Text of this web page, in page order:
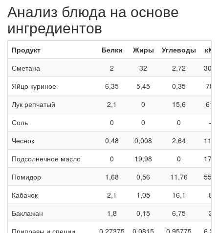
Анализ блюда на основе
ингредиентов
Продукт Белки Жиры Углеводы
Сметана
2 32 2,72
Яйцо куриное
6,35 5,45 0,35
78,5
Лук репчатый
2,1 0 15,6
61,5
Соль
0 0 0
—
Чеснок
0,48 0,008 2,64
Подсолнечное масло
0 19,98 0
Помидор
1,68 0,56 11,76
Кабачок
2,1 1,05 16,1
84
Баклажан
1,8 0,15 6,75
36